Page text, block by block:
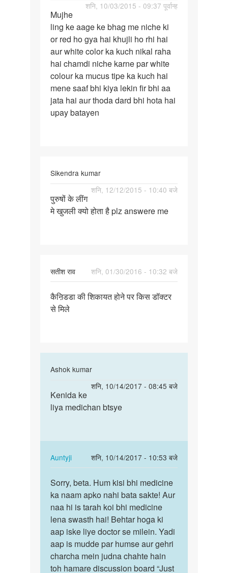
शनि, 10/03/2015 - 09:37 पूर्वान्ह
Mujhe
ling
ke
aage
ke
bhag
me
Mujhe
ling ke aage ke bhag me niche ki
or red ho gya hai khujli ho rhi hai
aur white color ka kuch nikal raha
hai chamdi niche karne par white
colour ka mucus tipe ka kuch hai
mene saaf bhi kiya lekin fir bhi aa
jata hai aur thoda dard bhi hota hai
upay batayen
Sikendra kumar
शनि, 12/12/2015 - 10:40 बजे
पुरुषों
के
पुरुषों के लींग
मे खुजली क्यो होता है plz answere me
सतीश राव
शनि, 01/30/2016 - 10:32 बजे
कैऩिडडा
की
कैऩिडडा की शिकायत होने पर किस डॉक्टर
से मिले
Ashok kumar
शनि, 10/14/2017 - 08:45 बजे
In
reply
कैऩिडडा
होने
पर
by
सतीश
राव
Kenida
ke
btsye
Kenida ke
liya medichan btsye
Auntyji
शनि, 10/14/2017 - 10:53 बजे
In
reply
to
Kenida
ke
liya
medichan
btsye
by
Ashok
Sorry,
beta.
Hum
kisi
bhi…
Sorry, beta. Hum kisi bhi medicine
ka naam apko nahi bata sakte! Aur
naa hi is tarah koi bhi medicine
lena swasth hai! Behtar hoga ki
aap iske liye doctor se milein. Yadi
aap is mudde par humse aur gehri
charcha mein judna chahte hain
toh hamare discussion board “Just